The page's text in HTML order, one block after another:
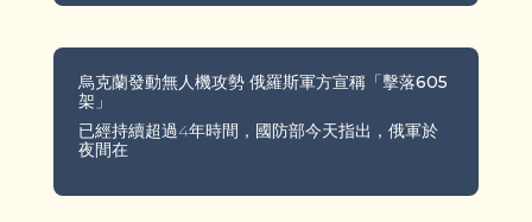
烏克蘭發動無人機攻勢 俄羅斯軍方宣稱「擊落605
架」
已經持續超過4年時間，國防部今天指出，俄軍於
夜間在